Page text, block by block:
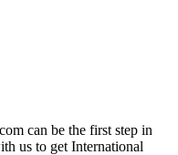
can be the first step in
us to get International